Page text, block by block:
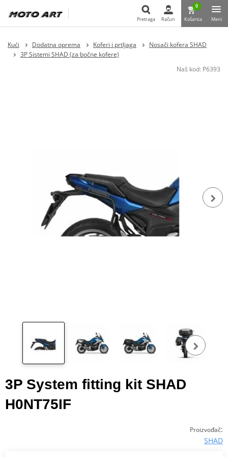
Pretraga
Pretraga Račun
0
Košarica Meni
Kući Dodatna oprema Koferi i prtljaga
Nosači kofera SHAD
3P Sistemi SHAD (za bočne kofere)
Naš kod: P6393
3P System fitting kit SHAD
H0NT75IF
Proizvođač:
SHAD